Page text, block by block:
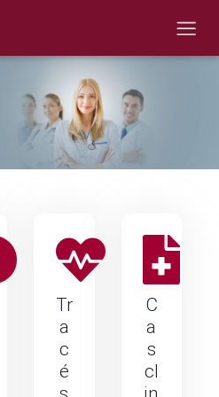
Tr
a
c
é
C
a
s
cl